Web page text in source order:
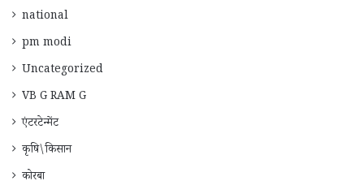
national
pm modi
Uncategorized
VB G RAM G
एंटरटेन्मेंट
कृषि\किसान
कोरबा